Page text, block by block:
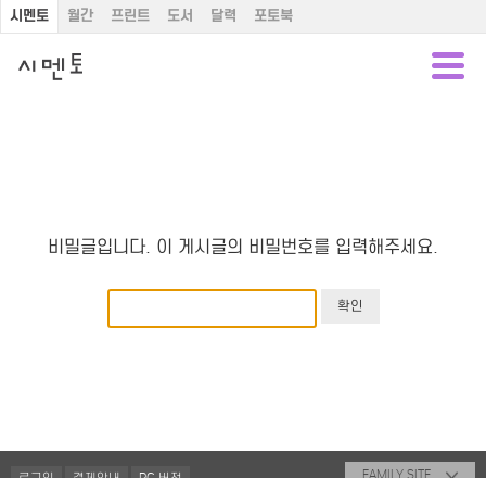
시멘토 월간 프린트 도서 달력 포토북
비밀글입니다. 이 게시글의 비밀번호를 입력해주세요.
FAMILY SITE